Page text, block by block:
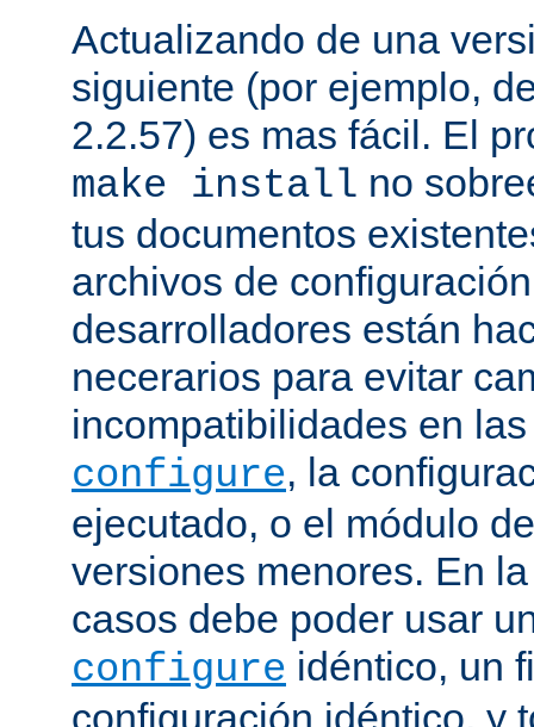
Actualizando de una
siguiente (por ejemplo,
2.2.57) es mas fácil. El
make install no
tus documentos
archivos de
desarrolladores están
necerarios para evitar
incompatibilidades en
configure, la
ejecutado, o el módulo
versiones menores. En
casos debe poder usar
configure idéntico, un
configuración idéntico, y